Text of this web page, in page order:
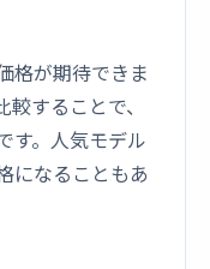
格が期待できま
することで、
す。人気モデル
になることもあ